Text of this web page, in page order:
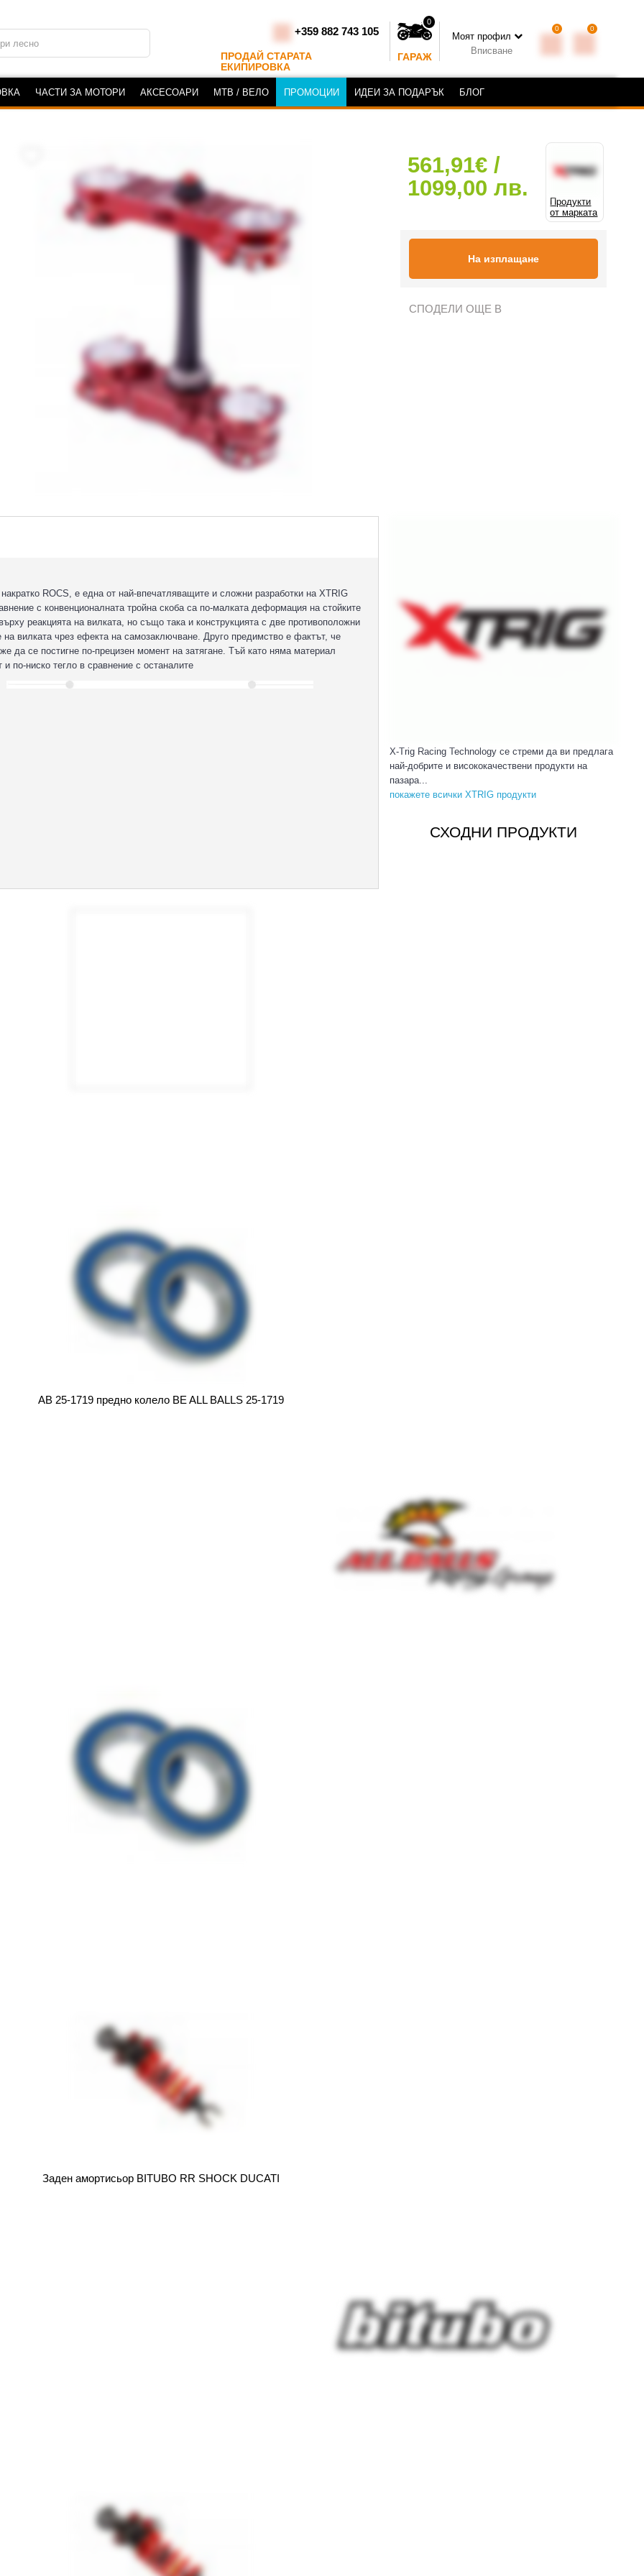
+359 882 743 105
ПРОДАЙ СТАРАТА
ЕКИПИРОВКА
0
ГАРАЖ
Моят профил
Вписване
0 0
ЧАСТИ ЗА МОТОРИ АКСЕСОАРИ MTB / ВЕЛО ПРОМОЦИИ ИДЕИ ЗА ПОДАРЪК БЛОГ
Продукти
от марката
561,91€ /
1099,00 лв.
На изплащане
СПОДЕЛИ ОЩЕ В
ROCS, е една от най-впечатляващите и сложни разработки на XTRIG
с конвенционалната тройна скоба са по-малката деформация на стойките
реакцията на вилката, но също така и конструкцията с две противоположни
на вилката чрез ефекта на самозаключване. Друго предимство е фактът, че
да се постигне по-прецизен момент на затягане. Тъй като няма материал
по-ниско тегло в сравнение с останалите
X-Trig Racing Technology се стреми да ви предлага
най-добрите и висококачествени продукти на
пазара...
покажете всички XTRIG продукти
СХОДНИ ПРОДУКТИ
AB 25-1719 предно колело BE ALL BALLS 25-1719
Заден амортисьор BITUBO RR SHOCK DUCATI